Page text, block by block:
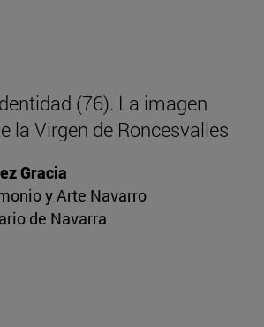
(76). La imagen
la Virgen de Roncesvalles
Gracia
y Arte Navarro
de Navarra